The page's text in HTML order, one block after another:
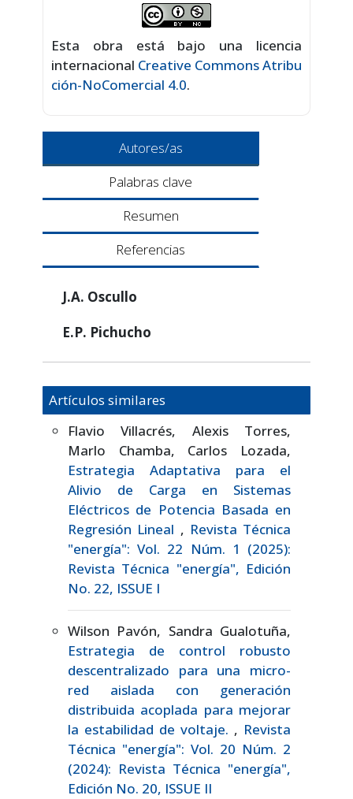
Esta obra está bajo una licencia
internacional Creative Commons Atribu
ción-NoComercial 4.0.
Autores/as
Palabras clave
Resumen
Referencias
J.A. Oscullo
E.P. Pichucho
Artículos similares
Flavio Villacrés, Alexis Torres,
Marlo Chamba, Carlos Lozada,
Estrategia Adaptativa para el
Alivio de Carga en Sistemas
Eléctricos de Potencia Basada en
Regresión Lineal , Revista Técnica
"energía": Vol. 22 Núm. 1 (2025):
Revista Técnica "energía", Edición
No. 22, ISSUE I
Wilson Pavón, Sandra Gualotuña,
Estrategia de control robusto
descentralizado para una micro-
red aislada con generación
distribuida acoplada para mejorar
la estabilidad de voltaje. , Revista
Técnica "energía": Vol. 20 Núm. 2
(2024): Revista Técnica "energía",
Edición No. 20, ISSUE II